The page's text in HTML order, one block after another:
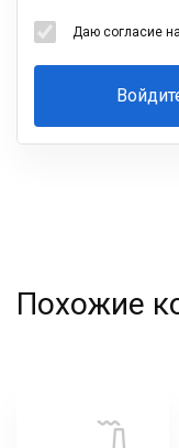
Даю согласие на
Ваша
Похожие